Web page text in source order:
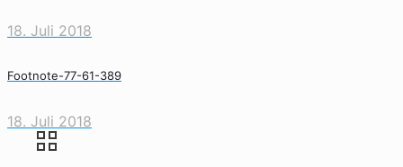
18. Juli 2018
Footnote-77-61-389
18. Juli 2018